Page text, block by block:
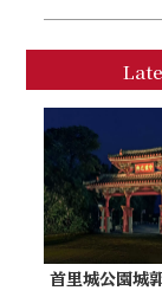
首里城公園城郭